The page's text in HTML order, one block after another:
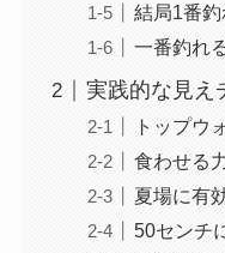
結局1番釣
一番釣れ
実践的な見え
トップウ
食わせる
夏場に有
50センチ